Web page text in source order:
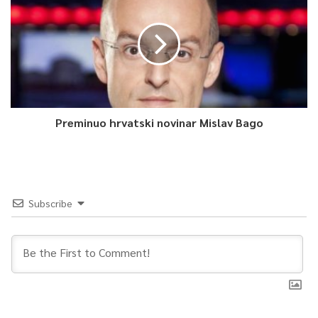
turizma.
Ministri su razgovarali i o regionalnim i međunarodnim
pitanjima, a Turković je sagovornika upoznala sa trenutnom
situacijom u Bosni i Hercegovini.
Nakon sastanka je upriličena svečana razmjena nota kojom je
MVP-a, u okviru Malezijskog programa tehničke saradnje
(MTCP).
U okviru posjete Maleziji Turković se sastala i sa članom
malezijskog Parlamenta, bivšim premijerom Malezije i velikim
Preminuo hrvatski novinar Mislav Bago
Subscribe